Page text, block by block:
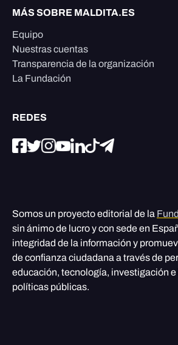
MÁS SOBRE MALDITA.ES
Equipo
Nuestras cuentas
Transparencia de la organización
La Fundación
REDES
Somos un proyecto editorial de la
sin ánimo de lucro y con sede en
integridad de la información y
de confianza ciudadana a través de
educación, tecnología, investigación
políticas públicas.